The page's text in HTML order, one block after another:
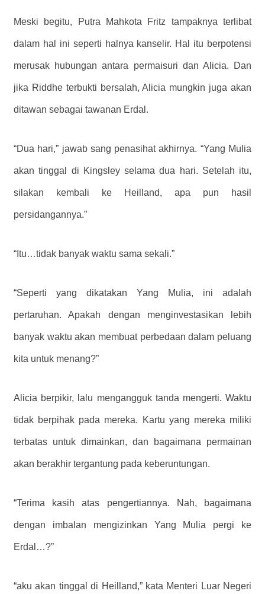
Meski begitu, Putra Mahkota Fritz tampaknya terlibat
dalam hal ini seperti halnya kanselir. Hal itu berpotensi
merusak hubungan antara permaisuri dan Alicia. Dan
jika Riddhe terbukti bersalah, Alicia mungkin juga akan
ditawan sebagai tawanan Erdal.
“Dua hari,” jawab sang penasihat akhirnya. “Yang Mulia
akan tinggal di Kingsley selama dua hari. Setelah itu,
silakan kembali ke Heilland, apa pun hasil
persidangannya.”
“Itu…tidak banyak waktu sama sekali.”
“Seperti yang dikatakan Yang Mulia, ini adalah
pertaruhan. Apakah dengan menginvestasikan lebih
banyak waktu akan membuat perbedaan dalam peluang
kita untuk menang?”
Alicia berpikir, lalu mengangguk tanda mengerti. Waktu
tidak berpihak pada mereka. Kartu yang mereka miliki
terbatas untuk dimainkan, dan bagaimana permainan
akan berakhir tergantung pada keberuntungan.
“Terima kasih atas pengertiannya. Nah, bagaimana
dengan imbalan mengizinkan Yang Mulia pergi ke
Erdal…?”
“aku akan tinggal di Heilland,” kata Menteri Luar Negeri